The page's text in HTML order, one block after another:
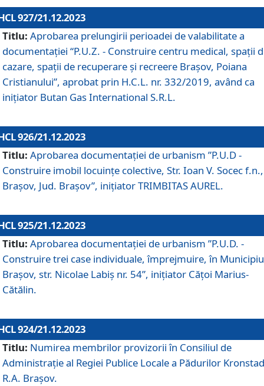
927/21.12.2023
Titlu: Aprobarea prelungirii perioadei de valabilitate a
documentaţiei “P.U.Z. - Construire centru medical, spații
cazare, spații de recuperare și recreere Brașov, Poiana
Cristianului”, aprobat prin H.C.L. nr. 332/2019, având ca
inițiator Butan Gas International S.R.L.
926/21.12.2023
Titlu: Aprobarea documentaţiei de urbanism ”P.U.D -
Construire imobil locuințe colective, Str. Ioan V. Socec f.n.,
Brașov, Jud. Brașov”, inițiator TRIMBITAS AUREL.
925/21.12.2023
Titlu: Aprobarea documentaţiei de urbanism ”P.U.D. -
Construire trei case individuale, împrejmuire, în
Brașov, str. Nicolae Labiș nr. 54”, inițiator Cățoi Marius-
Cătălin.
924/21.12.2023
Titlu: Numirea membrilor provizorii în Consiliul de
Administraţie al Regiei Publice Locale a Pădurilor
R.A. Brașov.